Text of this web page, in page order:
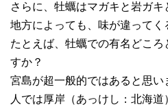
さらに、牡蠣はマガキと岩ガキ
地方によっても、味が違ってく
たとえば、牡蠣での有名どころ
すか？
宮島が超一般的ではあると思
人では厚岸（あっけし：北海